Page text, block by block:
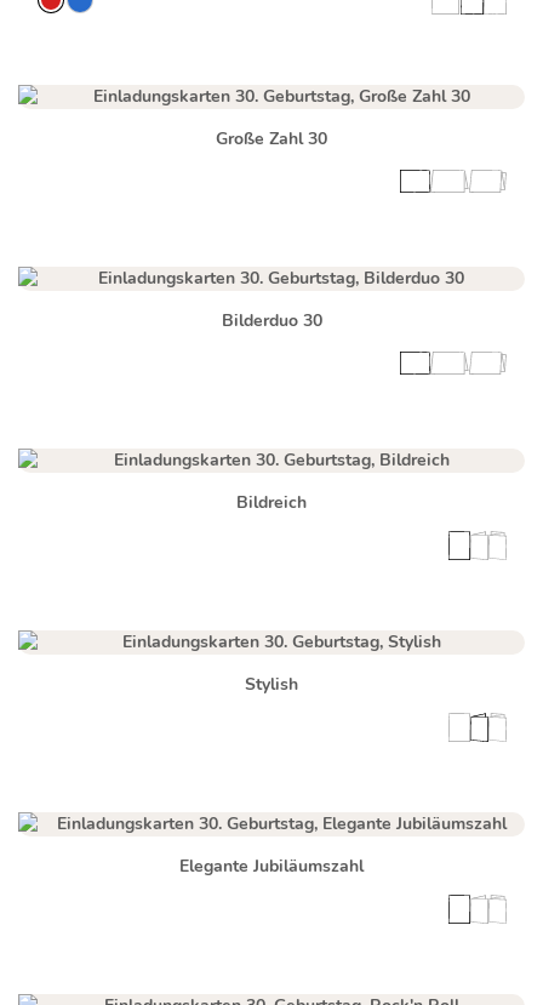
Große Zahl 30
Bilderduo 30
Bildreich
Stylish
Elegante Jubiläumszahl